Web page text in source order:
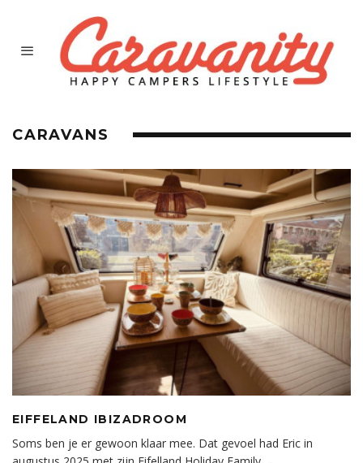
CARAVANS
EIFFELAND IBIZADROOM
Soms ben je er gewoon klaar mee. Dat gevoel had Eric in